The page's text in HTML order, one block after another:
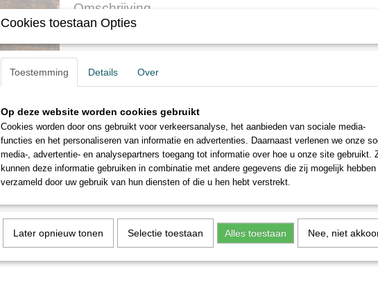
Omschrijving
Vintage Air pressure manometer.
Doorsnede kast 55mm.
Nog 1st aanwezig.
Cookies toestaan Opties
Toestemming Details Over
Op deze website worden cookies gebruikt
Cookies worden door ons gebruikt voor verkeersanalyse, het aanbieden van sociale media-
functies en het personaliseren van informatie en advertenties. Daarnaast verlenen we onze
media-, advertentie- en analysepartners toegang tot informatie over hoe u onze site gebruikt.
kunnen deze informatie gebruiken in combinatie met andere gegevens die zij mogelijk hebben
verzameld door uw gebruik van hun diensten of die u hen hebt verstrekt.
Later opnieuw tonen Selectie toestaan Alles toestaan Nee, niet